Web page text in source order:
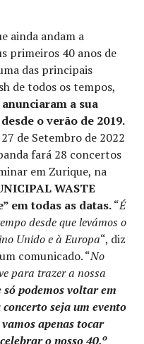
ainda andam a
primeiros 40 anos de
das principais
de todos os tempos,
a sua
o verão de 2019.
de Setembro de 2022
fará 28 concertos
em Zurique, na
WASTE
em todas as datas.“É
desde que levámos o
Unido e à Europa“, diz
comunicado. “No
para trazer a nossa
só podemos voltar em
seja um evento
apenas tocar
o nosso 40.º